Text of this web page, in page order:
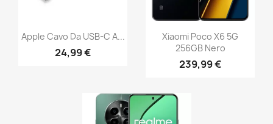
Apple Cavo Da USB-C A...
24,99 €
Xiaomi Poco X6 5G
256GB Nero
239,99 €